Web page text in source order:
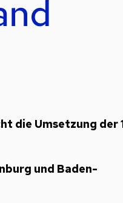
die Umsetzung der
und Baden-